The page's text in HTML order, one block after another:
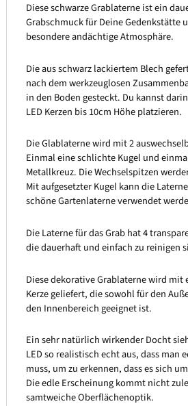
Diese schwarze Grablaterne ist ein
Grabschmuck für Deine Gedenkstätte
besondere andächtige Atmosphäre.
Die aus schwarz lackiertem Blech
nach dem werkzeuglosen
in den Boden gesteckt. Du kannst
LED Kerzen bis 10cm Höhe platzieren.
Die Glablaterne wird mit 2
Einmal eine schlichte Kugel und
Metallkreuz. Die Wechselspitzen
Mit aufgesetzter Kugel kann die
schöne Gartenlaterne verwendet
Die Laterne für das Grab hat 4
die dauerhaft und einfach zu reinigen
Diese dekorative Grablaterne wird mit
Kerze geliefert, die sowohl für den
den Innenbereich geeignet ist.
Ein sehr natürlich wirkender Docht
LED so realistisch echt aus, dass man
muss, um zu erkennen, dass es sich
Die edle Erscheinung kommt nicht
samtweiche Oberflächenoptik.